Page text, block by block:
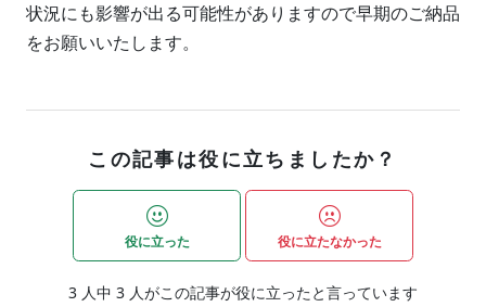
状況にも影響が出る可能性がありますので早期のご納品
をお願いいたします。
この記事は役に立ちましたか？
役に立った 役に立たなかった
3 人中 3 人がこの記事が役に立ったと言っています